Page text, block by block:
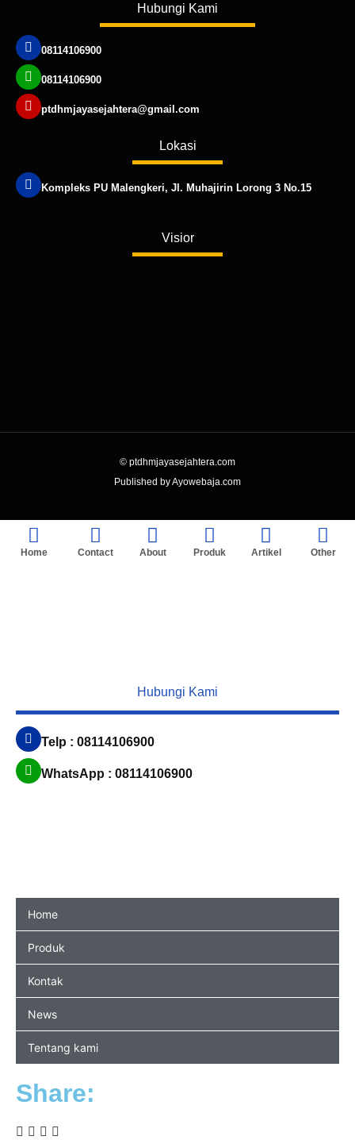
Hubungi Kami
08114106900
08114106900
ptdhmjayasejahtera@gmail.com
Lokasi
Kompleks PU Malengkeri, Jl. Muhajirin Lorong 3 No.15
Visior
© ptdhmjayasejahtera.com
Published by Ayowebaja.com
Home Contact About Produk Artikel Other
Hubungi Kami
Telp : 08114106900
WhatsApp : 08114106900
Home
Produk
Kontak
News
Tentang kami
Share: